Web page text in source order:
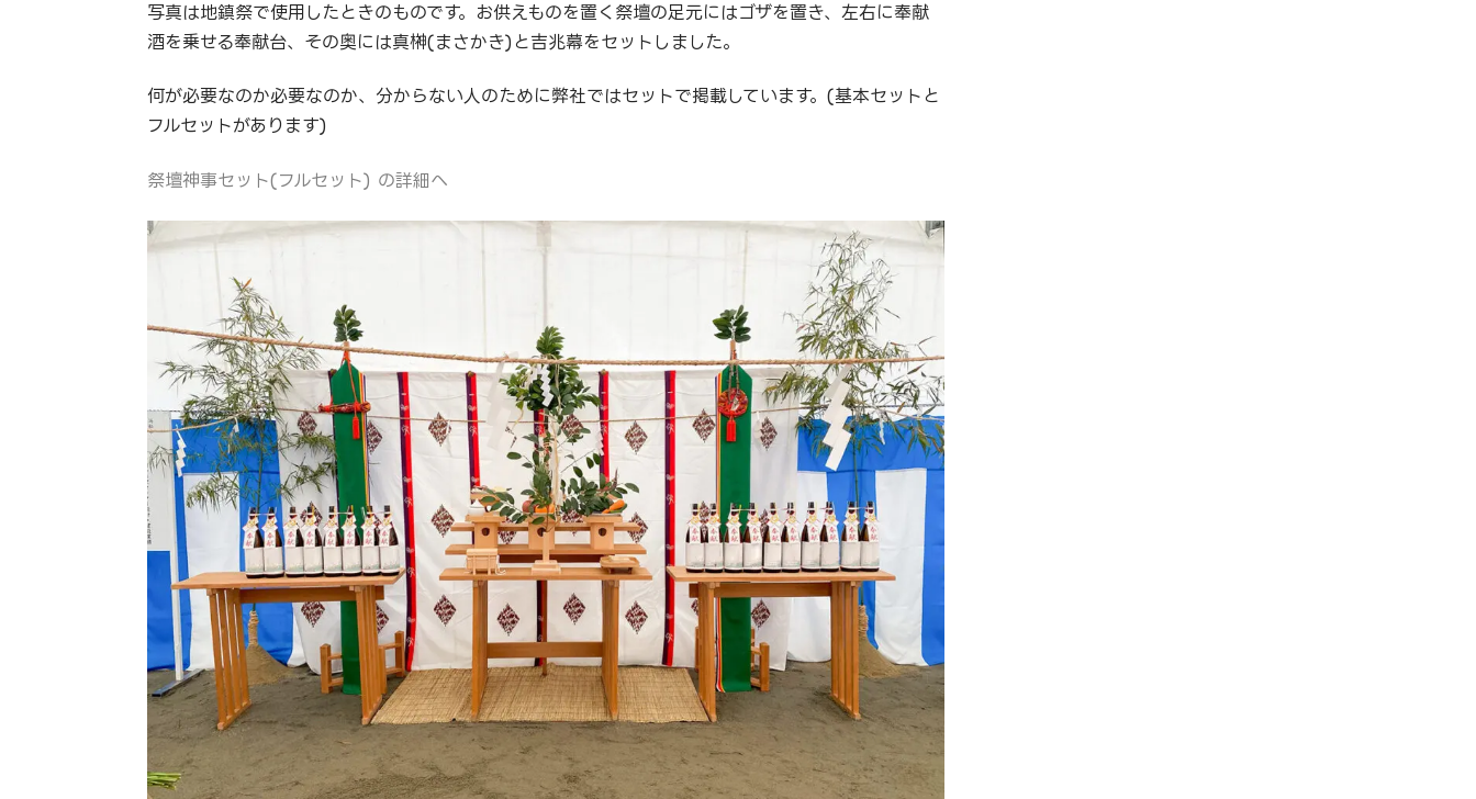
写真は地鎮祭で使用したときのものです。お供えものを置く祭壇の足元にはゴザを置き、左右に奉献
酒を乗せる奉献台、その奥には真榊(まさかき)と吉兆幕をセットしました。
何が必要なのか必要なのか、分からない人のために弊社ではセットで掲載しています。(基本セットと
フルセットがあります)
祭壇神事セット(フルセット) の詳細へ